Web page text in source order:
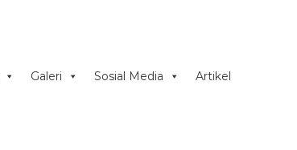
Galeri Sosial Media Artikel